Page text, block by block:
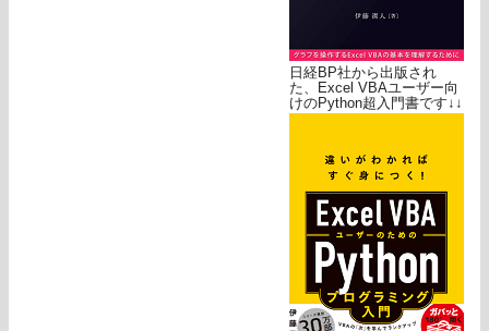
日経BP社から出版され
た、Excel VBAユーザー向
けのPython超入門書です↓↓